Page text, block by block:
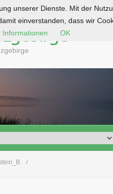
unserer Dienste. Mit der
einverstanden, dass wir
Informationen OK